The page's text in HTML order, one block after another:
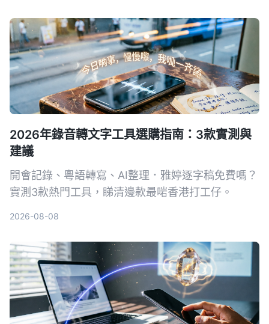
2026年錄音轉文字工具選購指南：3款實測與
建議
開會記錄、粵語轉寫、AI整理．雅婷逐字稿免費嗎？
實測3款熱門工具，睇清邊款最啱香港打工仔。
2026-08-08